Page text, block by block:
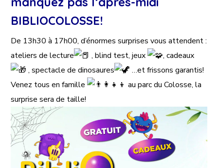
BIBLIOCOLOSSE!
De 13h30 à 17h00, d’énormes surprises vous attendent :
ateliers de lecture
, blind test, jeux
, cadeaux
, spectacle de dinosaures
…et frissons garantis!
Venez tous en famille
au parc du Colosse, la
surprise sera de taille!